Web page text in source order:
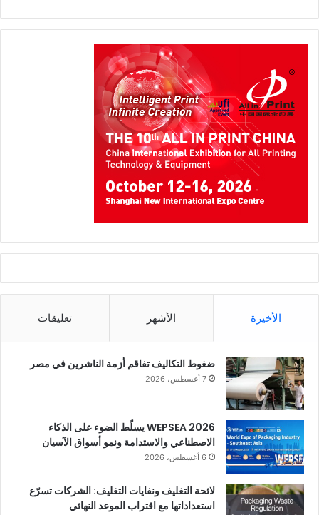
الأخيرة الأشهر تعليقات
ضغوط التكاليف تفاقم أزمة الناشرين في مصر
7 أغسطس، 2026
WEPSEA 2026 يسلّط الضوء على الذكاء
الاصطناعي والاستدامة ونمو أسواق الآسيان
6 أغسطس، 2026
لائحة التغليف ونفايات التغليف: الشركات تسرّع
استعداداتها مع اقتراب الموعد النهائي